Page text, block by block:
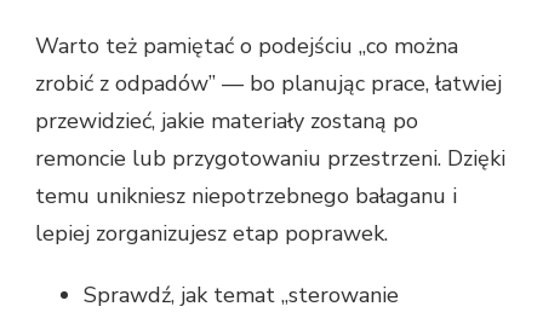
Warto też pamiętać o podejściu „co można
zrobić z odpadów” — bo planując prace, łatwiej
przewidzieć, jakie materiały zostaną po
remoncie lub przygotowaniu przestrzeni. Dzięki
temu unikniesz niepotrzebnego bałaganu i
lepiej zorganizujesz etap poprawek.
Sprawdź, jak temat „sterowanie